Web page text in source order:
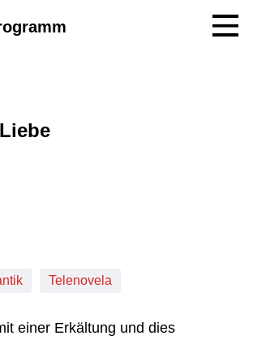
Telenovela
einer Erkältung und dies